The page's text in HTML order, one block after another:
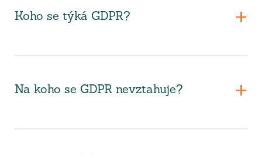
Koho se týká GDPR?
Na koho se GDPR nevztahuje?